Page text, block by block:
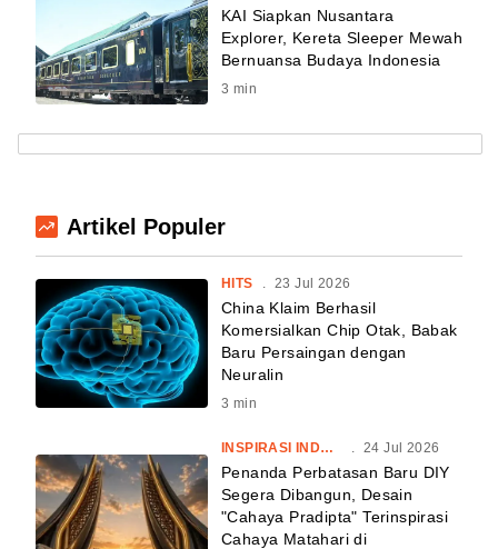
KAI Siapkan Nusantara
Explorer, Kereta Sleeper Mewah
Bernuansa Budaya Indonesia
3 min
Artikel Populer
HITS 23 Jul 2026
China Klaim Berhasil
Komersialkan Chip Otak, Babak
Baru Persaingan dengan
Neuralin
3 min
INSPIRASI INDONESIA 24 Jul 2026
Penanda Perbatasan Baru DIY
Segera Dibangun, Desain
"Cahaya Pradipta" Terinspirasi
Cahaya Matahari di